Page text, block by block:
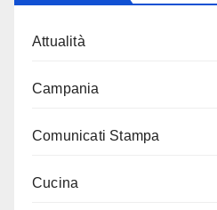
Attualità
Campania
Comunicati Stampa
Cucina